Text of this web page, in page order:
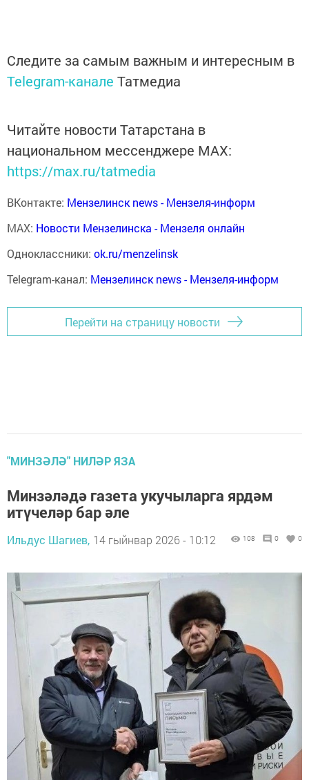
Следите за самым важным и интересным в
Telegram-канале Татмедиа
Читайте новости Татарстана в
национальном мессенджере MАХ:
https://max.ru/tatmedia
ВКонтакте: Мензелинск news - Мензеля-информ
MAX: Новости Мензелинска - Мензеля онлайн
Одноклассники: ok.ru/menzelinsk
Telegram-канал: Мензелинск news - Мензеля-информ
Перейти на страницу новости
"МИНЗӘЛӘ" НИЛӘР ЯЗА
Минзәләдә газета укучыларга ярдәм
итүчеләр бар әле
Ильдус Шагиев, 14 гыйнвар 2026 - 10:12 108 0 0